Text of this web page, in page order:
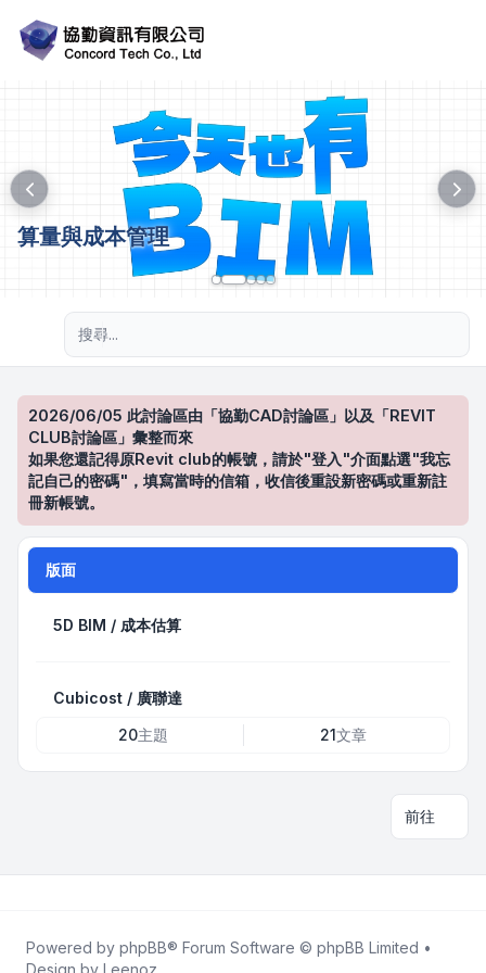
算量與成本管理
2026/06/05 此討論區由「協勤CAD討論區」以及「REVIT
CLUB討論區」彙整而來
如果您還記得原Revit club的帳號，請於"登入"介面點選"我忘
記自己的密碼"，填寫當時的信箱，收信後重設新密碼或重新註
冊新帳號。
版面
5D BIM / 成本估算
Cubicost / 廣聯達
20主題 21文章
前往
Powered by phpBB® Forum Software © phpBB Limited •
Design by Leenoz